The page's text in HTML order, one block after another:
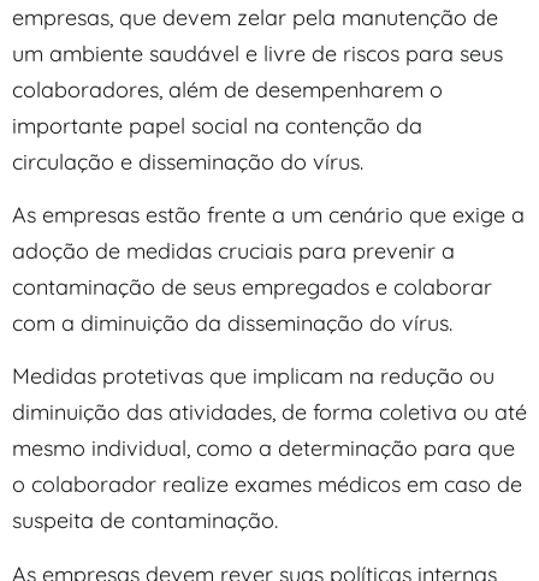
empresas, que devem zelar pela manutenção de
um ambiente saudável e livre de riscos para seus
colaboradores, além de desempenharem o
importante papel social na contenção da
circulação e disseminação do vírus.
As empresas estão frente a um cenário que exige a
adoção de medidas cruciais para prevenir a
contaminação de seus empregados e colaborar
com a diminuição da disseminação do vírus.
Medidas protetivas que implicam na redução ou
diminuição das atividades, de forma coletiva ou até
mesmo individual, como a determinação para que
o colaborador realize exames médicos em caso de
suspeita de contaminação.
As empresas devem rever suas políticas internas